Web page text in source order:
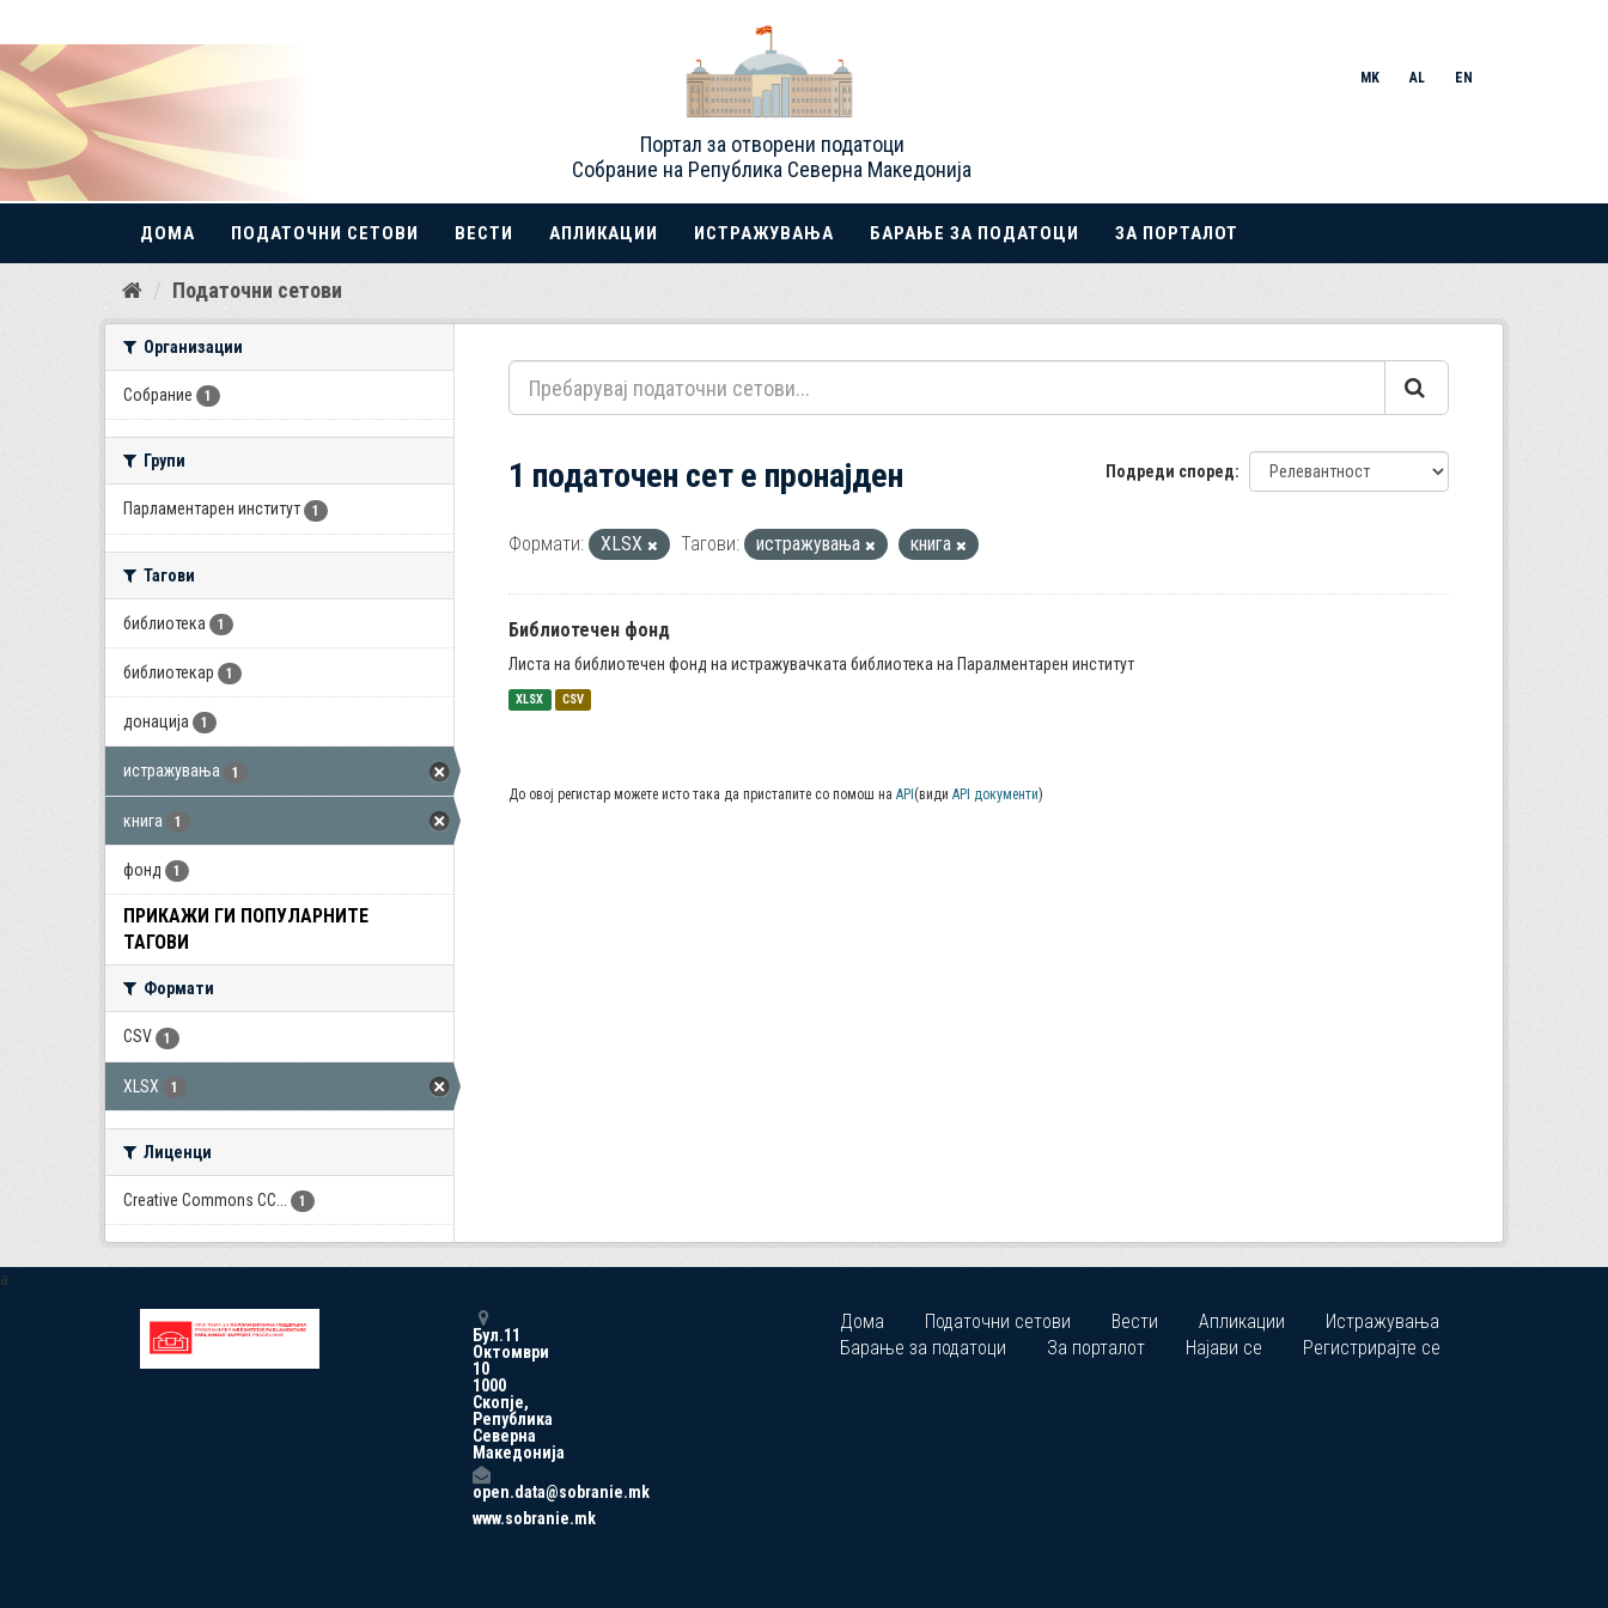
Прескокнете
Портал за отворени податоци
Собрание на Република Северна Македонија
MK AL EN
ДОМА ПОДАТОЧНИ СЕТОВИ ВЕСТИ АПЛИКАЦИИ ИСТРАЖУВАЊА БАРАЊЕ ЗА ПОДАТОЦИ ЗА ПОРТАЛОТ
Податочни сетови
Организации
Собрание 1
Групи
Парламентарен институт 1
Тагови
библиотека 1
библиотекар 1
донација 1
истражувања 1
книга 1
фонд 1
ПРИКАЖИ ГИ ПОПУЛАРНИТЕ
ТАГОВИ
Формати
CSV 1
XLSX 1
Лиценци
Creative Commons CC... 1
Подреди според
1 податочен сет е пронајден
Формати: XLSX Тагови: истражувања книга
Библиотечен фонд
Листа на библиотечен фонд на истражувачката библиотека на Паралментарен институт
XLSX CSV
До овој регистар можете исто така да пристапите со помош на API (види API документи)
a
Бул.11
Октомври
10
1000
Скопје,
Република
Северна
Македонија
open.data@sobranie.mk
www.sobranie.mk
Дома Податочни сетови Вести Апликации
Истражувања
Барање за податоци
За порталот Најави се Регистрирајте се